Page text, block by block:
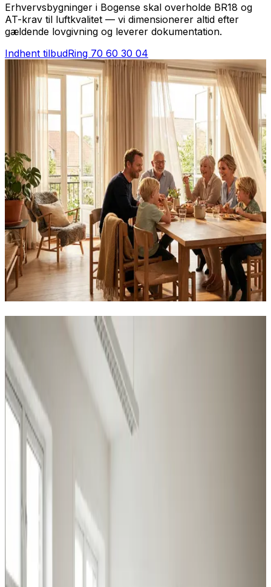
Erhvervsbygninger i Bogense skal overholde BR18 og
AT-krav til luftkvalitet — vi dimensionerer altid efter
gældende lovgivning og leverer dokumentation.
Indhent tilbudRing 70 60 30 04
Vores ventilationsløsninger i
Bogense
Vi dimensionerer og installerer ventilation til
virksomheder i Bogense — robuste anlæg til krævende
miljøer og effektive løsninger til kontor og butik.
Procesventilation
Udsugning ved svejsning, slibning og kemikalier i
Bogense. Overholder Arbejdstilsynets krav.
Læs mere